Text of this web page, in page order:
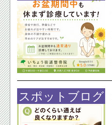
スポットブログ